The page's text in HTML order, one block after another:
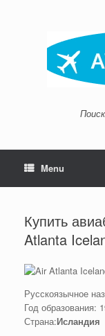
Menu
Купить
Atlanta
Русскоязычное
Год образования:
Страна:Исландия